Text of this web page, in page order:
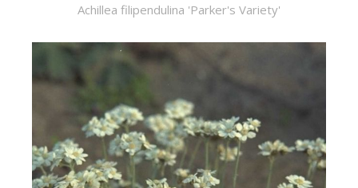
Achillea filipendulina 'Parker's Variety'